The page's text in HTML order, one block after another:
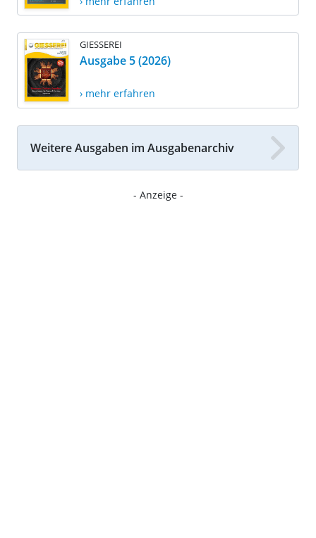
GIESSEREI
Ausgabe 5 (2026)
› mehr erfahren
Weitere Ausgaben im Ausgabenarchiv
- Anzeige -